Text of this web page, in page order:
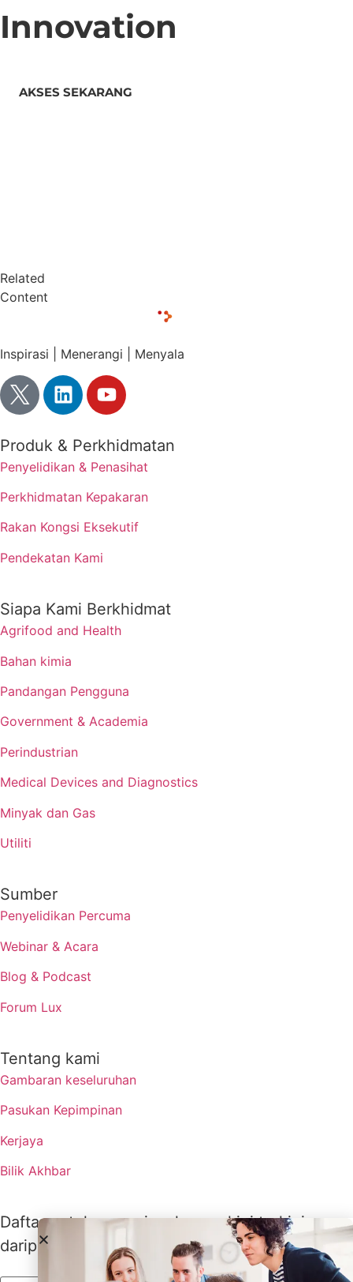
Innovation
AKSES SEKARANG
Related
Content
Inspirasi | Menerangi | Menyala
Produk & Perkhidmatan
Penyelidikan & Penasihat
Perkhidmatan Kepakaran
Rakan Kongsi Eksekutif
Pendekatan Kami
Siapa Kami Berkhidmat
Agrifood and Health
Bahan kimia
Pandangan Pengguna
Government & Academia
Perindustrian
Medical Devices and Diagnostics
Minyak dan Gas
Utiliti
Sumber
Penyelidikan Percuma
Webinar & Acara
Blog & Podcast
Forum Lux
Tentang kami
Gambaran keseluruhan
Pasukan Kepimpinan
Kerjaya
Bilik Akhbar
Daftar untuk menerima kemas kini terkini
daripada Lux